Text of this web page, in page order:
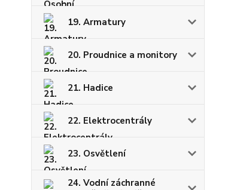
19. Armatury
20. Proudnice a monitory
21. Hadice
22. Elektrocentrály
23. Osvětlení
24. Vodní záchranné